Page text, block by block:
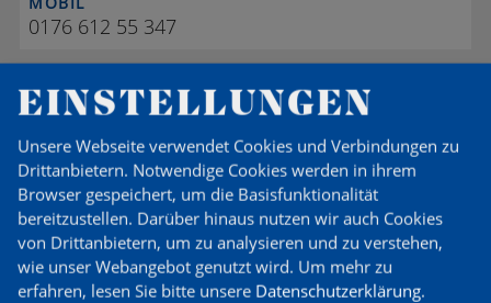
0176 612 55 347
J J
EINSTELLUNGEN
Unsere Webseite verwendet Cookies und Verbindungen zu
Drittanbietern. Notwendige Cookies werden in ihrem
Browser gespeichert, um die Basisfunktionalität
bereitzustellen. Darüber hinaus nutzen wir auch Cookies
von Drittanbietern, um zu analysieren und zu verstehen,
wie unser Webangebot genutzt wird. Um mehr zu
erfahren, lesen Sie bitte unsere Datenschutzerklärung.